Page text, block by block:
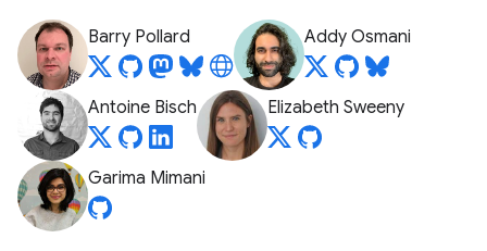
Barry Pollard Addy Osmani
Antoine Bisch Elizabeth Sweeny
Garima Mimani